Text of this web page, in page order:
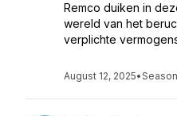
Remco duiken in
wereld van het
verplichte
August 12, 2025•Season